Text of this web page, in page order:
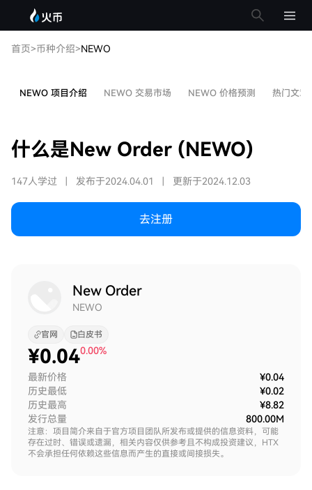
首页>币种介绍>NEWO
NEWO 项目介绍 NEWO 交易市场 NEWO 价格预测 热门文章
什么是New Order (NEWO)
147人学过 发布于2024.04.01 更新于2024.12.03
去注册
New Order
NEWO
官网 白皮书
¥0.040.00%
最新价格
¥0.04
历史最低
¥0.02
历史最高
¥8.82
发行总量
800.00M
注意：项目简介来自于官方项目团队所发布或提供的信息资料，可能
存在过时、错误或遗漏，相关内容仅供参考且不构成投资建议，HTX
不会承担任何依赖这些信息而产生的直接或间接损失。